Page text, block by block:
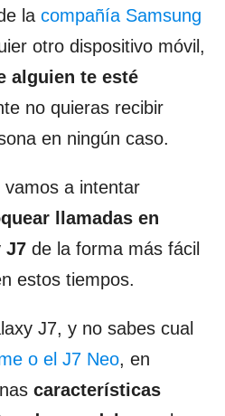
la compañía Samsung
otro dispositivo móvil,
alguien te esté
no quieras recibir
en ningún caso.
a intentar
llamadas en
J7 de la forma más fácil
estos tiempos.
J7, y no sabes cual
o el J7 Neo, en
características